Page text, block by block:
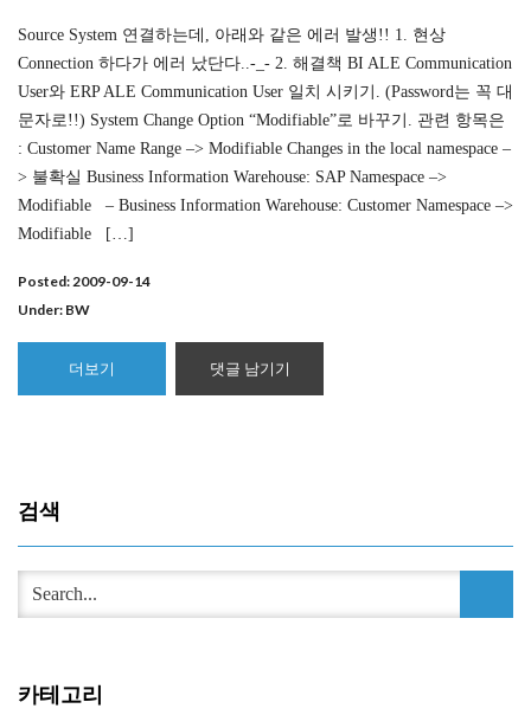
Source System 연결하는데, 아래와 같은 에러 발생!! 1. 현상
Connection 하다가 에러 났단다..-_- 2. 해결책 BI ALE Communication
User와 ERP ALE Communication User 일치 시키기. (Password는 꼭 대
문자로!!) System Change Option “Modifiable”로 바꾸기. 관련 항목은
: Customer Name Range –> Modifiable Changes in the local namespace –
> 불확실 Business Information Warehouse: SAP Namespace –>
Modifiable – Business Information Warehouse: Customer Namespace –>
Modifiable […]
Posted: 2009-09-14
Under: BW
더보기 댓글 남기기
검색
카테고리